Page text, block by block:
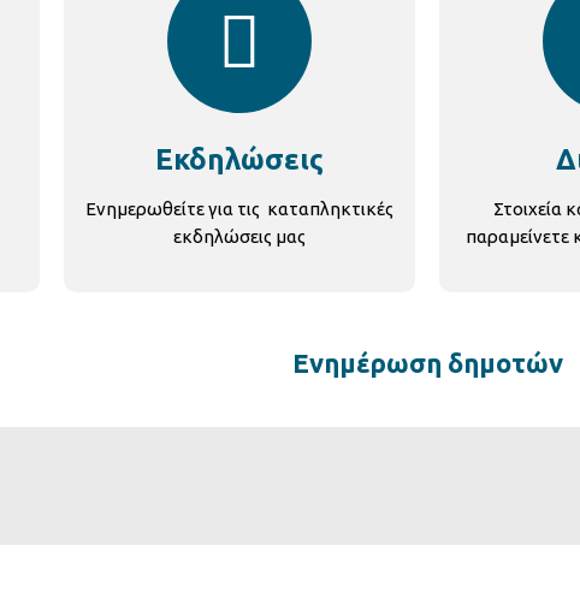
Εκδηλώσεις
Ενημερωθείτε για τις καταπληκτικές
εκδηλώσεις μας
Στοιχεία
παραμείνετε
Ενημέρωση δημοτών